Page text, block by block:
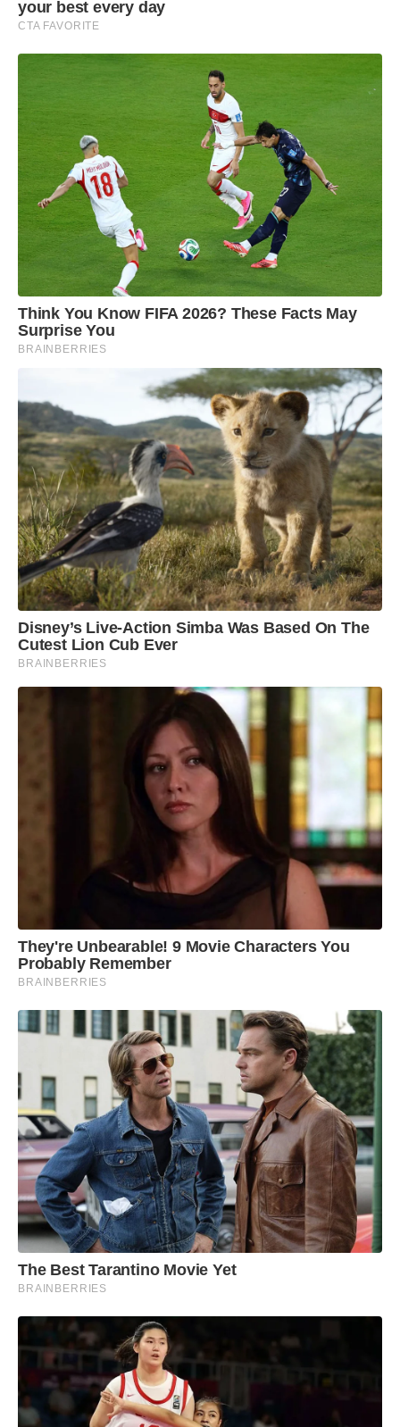
your best every day
CTA FAVORITE
Think You Know FIFA 2026? These Facts May
Surprise You
BRAINBERRIES
Disney’s Live-Action Simba Was Based On The
Cutest Lion Cub Ever
BRAINBERRIES
They're Unbearable! 9 Movie Characters You
Probably Remember
BRAINBERRIES
The Best Tarantino Movie Yet
BRAINBERRIES